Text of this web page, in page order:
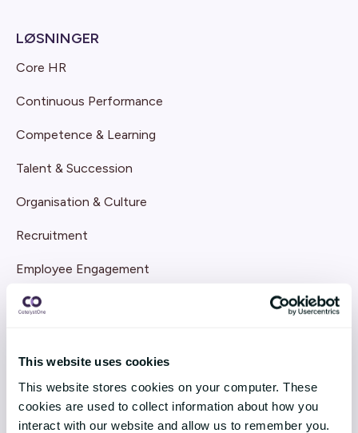
This website uses cookies
This website stores cookies on your computer. These
cookies are used to collect information about how you
interact with our website and allow us to remember you.
LØSNINGER
Core HR
Continuous Performance
Competence & Learning
Talent & Succession
Organisation & Culture
Recruitment
Employee Engagement
TEKNOLOGI & TJENESTER
Application Management Services